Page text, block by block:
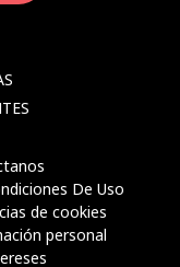
De Uso
de cookies
personal